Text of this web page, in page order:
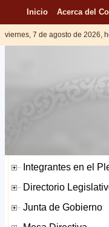
Inicio Acerca del
viernes, 7 de agosto de 2026,